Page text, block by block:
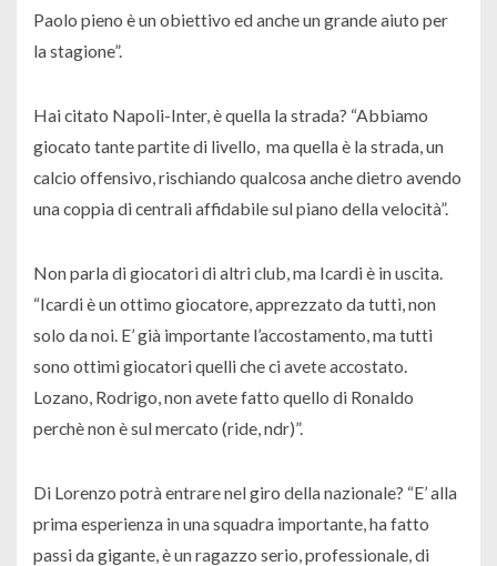
Paolo pieno è un obiettivo ed anche un grande aiuto per
la stagione”.
Hai citato Napoli-Inter, è quella la strada? “Abbiamo
giocato tante partite di livello, ma quella è la strada, un
calcio offensivo, rischiando qualcosa anche dietro avendo
una coppia di centrali affidabile sul piano della velocità”.
Non parla di giocatori di altri club, ma Icardi è in uscita.
“Icardi è un ottimo giocatore, apprezzato da tutti, non
solo da noi. E’ già importante l’accostamento, ma tutti
sono ottimi giocatori quelli che ci avete accostato.
Lozano, Rodrigo, non avete fatto quello di Ronaldo
perchè non è sul mercato (ride, ndr)”.
Di Lorenzo potrà entrare nel giro della nazionale? “E’ alla
prima esperienza in una squadra importante, ha fatto
passi da gigante, è un ragazzo serio, professionale, di